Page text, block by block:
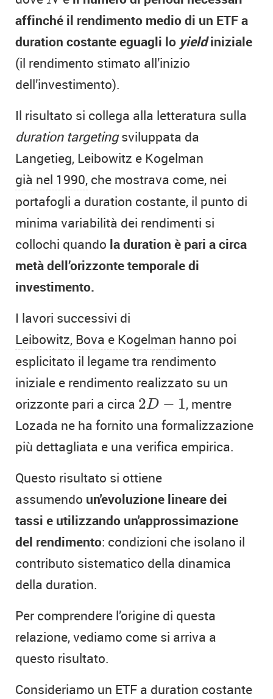
affinché il rendimento medio di un ETF a
duration costante eguagli lo yieldiniziale
(il rendimento stimato all’inizio
dell’investimento).
Il risultato si collega alla letteratura sulla
duration targetingsviluppata da
Langetieg, Leibowitz e Kogelman
già nel 1990, che mostrava come, nei
portafogli a duration costante, il punto di
minima variabilità dei rendimenti si
collochi quando la duration è pari a circa
metà dell’orizzonte temporale di
investimento.
I lavori successivi di
Leibowitz, Bova e Kogelman hanno poi
esplicitato il legame tra rendimento
iniziale e rendimento realizzato su un
orizzonte pari a circa 2D − 1
2D−
, mentre
Lozada ne ha fornito una formalizzazione
più dettagliata e una verifica empirica.
Questo risultato si ottiene
assumendo un'evoluzione lineare dei
tassi e utilizzando un'approssimazione
del rendimento: condizioni che isolano il
contributo sistematico della dinamica
della duration.
Per comprendere l’origine di questa
relazione, vediamo come si arriva a
questo risultato.
Consideriamo un ETF a duration costante